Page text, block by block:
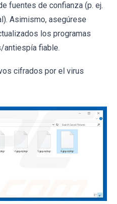
fuentes de confianza (p. ej.
Asimismo, asegúrese
los programas
antiespía fiable.
cifrados por el virus